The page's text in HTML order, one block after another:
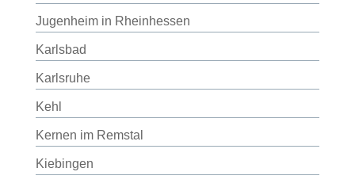
Jugenheim in Rheinhessen
Karlsbad
Karlsruhe
Kehl
Kernen im Remstal
Kiebingen